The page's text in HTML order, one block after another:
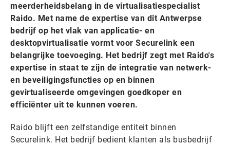
meerderheidsbelang in de virtualisatiespecialist
Raido. Met name de expertise van dit Antwerpse
bedrijf op het vlak van applicatie- en
desktopvirtualisatie vormt voor Securelink een
belangrijke toevoeging. Het bedrijf zegt met Raido's
expertise in staat te zijn de integratie van netwerk-
en beveiligingsfuncties op en binnen
gevirtualiseerde omgevingen goedkoper en
efficiënter uit te kunnen voeren.
Raido blijft een zelfstandige entiteit binnen
Securelink. Het bedrijf bedient klanten als busbedrijf